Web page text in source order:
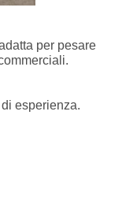
per pesare
esperienza.